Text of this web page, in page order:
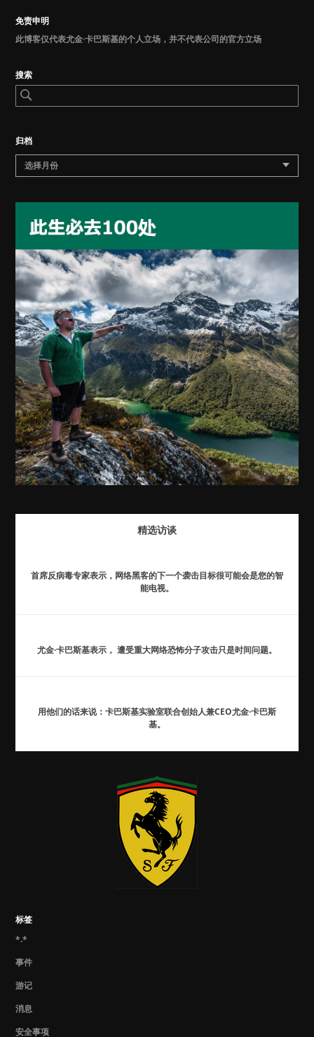
免责申明
此博客仅代表尤金·卡巴斯基的个人立场，并不代表公司的官方立场
搜索
归档
选择月份
精选访谈
首席反病毒专家表示，网络黑客的下一个袭击目标很可能会是您的智
能电视。
尤金·卡巴斯基表示， 遭受重大网络恐怖分子攻击只是时间问题。
用他们的话来说：卡巴斯基实验室联合创始人兼CEO尤金·卡巴斯
基。
标签
*.*
事件
游记
消息
安全事项